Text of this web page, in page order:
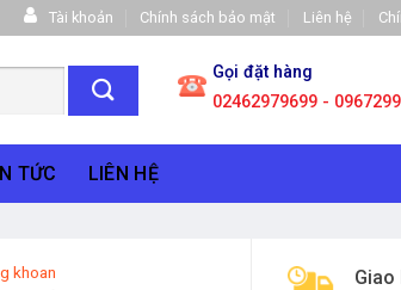
Tài khoản Chính sách bảo mật Liên hệ
Gọi đặt hàng
02462979699 -
TỨC LIÊN HỆ
Giao
khoan